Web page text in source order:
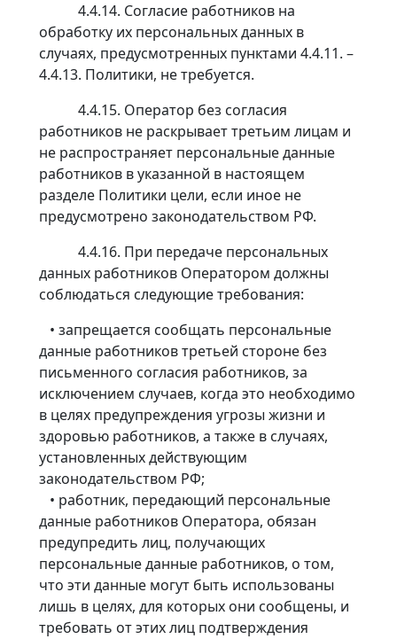
4.4.14. Согласие работников на
обработку их персональных данных в
случаях, предусмотренных пунктами 4.4.11. –
4.4.13. Политики, не требуется.
4.4.15. Оператор без согласия
работников не раскрывает третьим лицам и
не распространяет персональные данные
работников в указанной в настоящем
разделе Политики цели, если иное не
предусмотрено законодательством РФ.
4.4.16. При передаче персональных
данных работников Оператором должны
соблюдаться следующие требования:
• запрещается сообщать персональные
данные работников третьей стороне без
письменного согласия работников, за
исключением случаев, когда это необходимо
в целях предупреждения угрозы жизни и
здоровью работников, а также в случаях,
установленных действующим
законодательством РФ;
• работник, передающий персональные
данные работников Оператора, обязан
предупредить лиц, получающих
персональные данные работников, о том,
что эти данные могут быть использованы
лишь в целях, для которых они сообщены, и
требовать от этих лиц подтверждения